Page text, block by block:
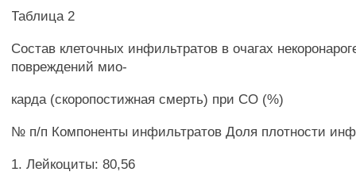
Таблица 2
Состав клеточных инфильтратов в очагах
повреждений мио-
карда (скоропостижная смерть) при СО (%)
№ п/п Компоненты инфильтратов Доля плотности
1. Лейкоциты: 80,56